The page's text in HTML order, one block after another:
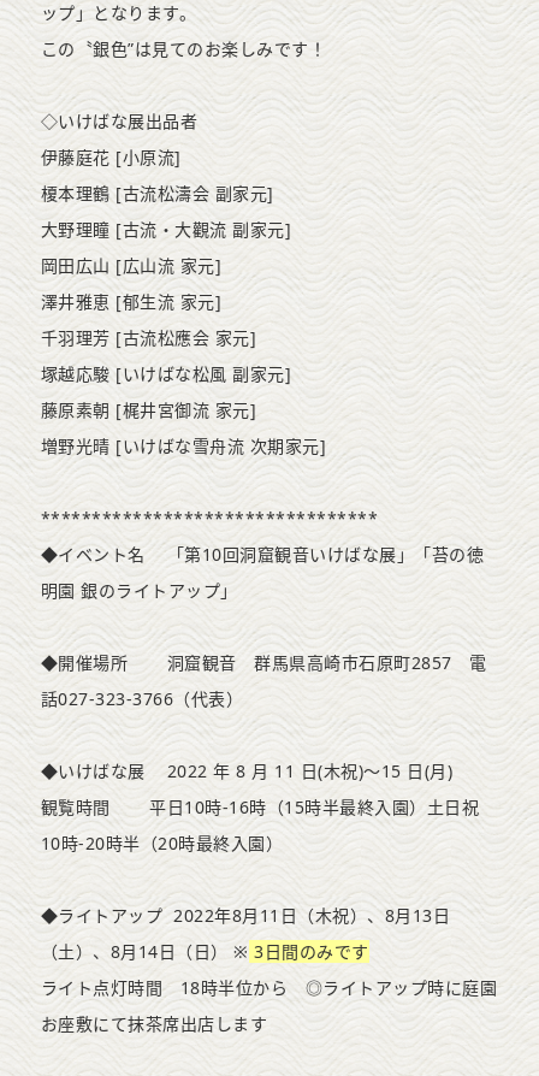
ップ」となります。
この〝銀色”は見てのお楽しみです！
◇いけばな展出品者
伊藤庭花 [小原流]
榎本理鶴 [古流松濤会 副家元]
大野理瞳 [古流・大觀流 副家元]
岡田広山 [広山流 家元]
澤井雅恵 [郁生流 家元]
千羽理芳 [古流松應会 家元]
塚越応駿 [いけばな松風 副家元]
藤原素朝 [梶井宮御流 家元]
増野光晴 [いけばな雪舟流 次期家元]
*********************************
◆イベント名 「第10回洞窟観音いけばな展」「苔の徳
明園 銀のライトアップ」
◆開催場所 洞窟観音 群馬県高崎市石原町2857 電
話027-323-3766（代表）
◆いけばな展 2022 年 8 月 11 日(木祝)～15 日(月)
観覧時間 平日10時-16時（15時半最終入園）土日祝
10時-20時半（20時最終入園）
◆ライトアップ 2022年8月11日（木祝）、8月13日
（土）、8月14日（日） ※ 3日間のみです
ライト点灯時間 18時半位から ◎ライトアップ時に庭園
お座敷にて抹茶席出店します